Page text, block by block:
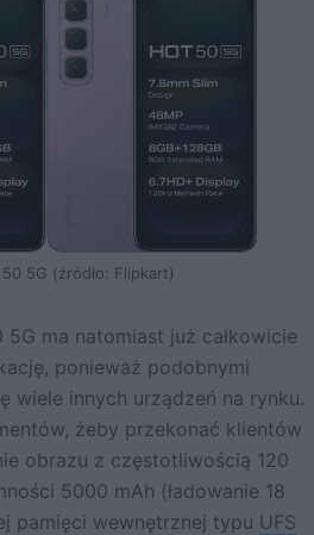
5G (źródło: Flipkart)
ma natomiast już całkowicie
ponieważ podobnymi
wiele innych urządzeń na rynku.
żeby przekonać klientów
obrazu z częstotliwością 120
5000 mAh (ładowanie 18
pamięci wewnętrznej typu UFS